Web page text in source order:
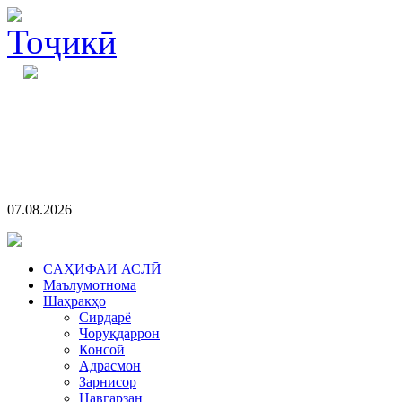
07.08.2026
CАҲИФАИ АСЛӢ
Маълумотнома
Шаҳракҳо
Сирдарё
Чоруқдаррон
Консой
Адрасмон
Зарнисор
Навгарзан